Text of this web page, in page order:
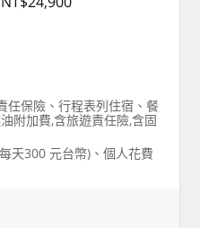
任保險、行程表列住宿、餐
附加費,含旅遊責任險,含固
天300 元台幣)、個人花費